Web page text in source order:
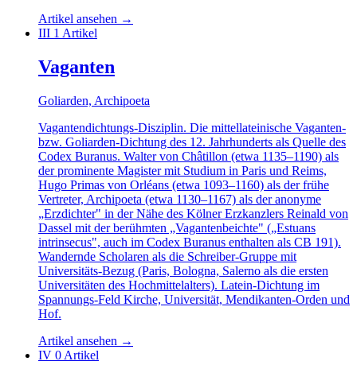
Artikel ansehen →
III 1 Artikel
Vaganten
Goliarden, Archipoeta
Vagantendichtungs-Disziplin. Die mittellateinische Vaganten-
bzw. Goliarden-Dichtung des 12. Jahrhunderts als Quelle des
Codex Buranus. Walter von Châtillon (etwa 1135–1190) als
der prominente Magister mit Studium in Paris und Reims,
Hugo Primas von Orléans (etwa 1093–1160) als der frühe
Vertreter, Archipoeta (etwa 1130–1167) als der anonyme
„Erzdichter" in der Nähe des Kölner Erzkanzlers Reinald von
Dassel mit der berühmten „Vagantenbeichte" („Estuans
intrinsecus", auch im Codex Buranus enthalten als CB 191).
Wandernde Scholaren als die Schreiber-Gruppe mit
Universitäts-Bezug (Paris, Bologna, Salerno als die ersten
Universitäten des Hochmittelalters). Latein-Dichtung im
Spannungs-Feld Kirche, Universität, Mendikanten-Orden und
Hof.
Artikel ansehen →
IV 0 Artikel